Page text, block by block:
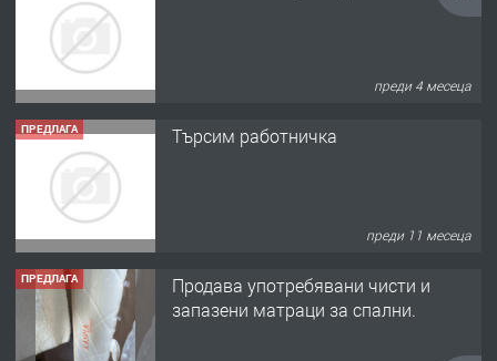
преди 4 месеца
ПРЕДЛАГА Търсим работничка
преди 11 месеца
ПРЕДЛАГА
Продава употребявани чисти и
запазени матраци за спални.